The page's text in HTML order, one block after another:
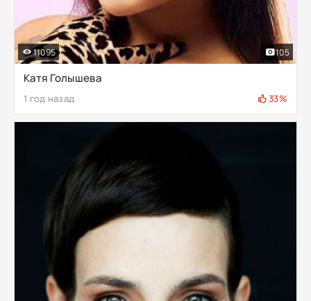
Катя Голышева
1 год назад 33%
11095 105